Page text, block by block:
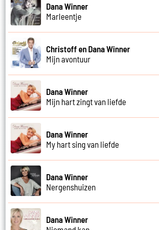
Dana Winner
Marleentje
Christoff en Dana Winner
Mijn avontuur
Dana Winner
Mijn hart zingt van liefde
Dana Winner
My hart sing van liefde
Dana Winner
Nergenshuizen
Dana Winner